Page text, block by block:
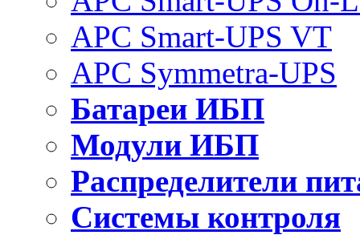
APC Smart-UPS VT
APC Symmetra-UPS
Батареи ИБП
Модули ИБП
Распределители
Системы контроля